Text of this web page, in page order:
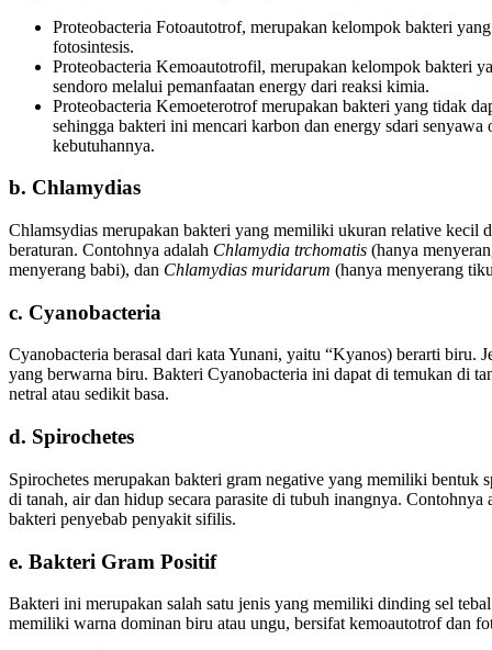
Proteobacteria Fotoautotrof, merupakan kelompok bakteri
fotosintesis.
Proteobacteria Kemoautotrofil, merupakan kelompok bakteri
sendoro melalui pemanfaatan energy dari reaksi kimia.
Proteobacteria Kemoeterotrof merupakan bakteri yang tidak
sehingga bakteri ini mencari karbon dan energy sdari
kebutuhannya.
b. Chlamydias
Chlamsydias merupakan bakteri yang memiliki ukuran relative kecil
beraturan. Contohnya adalah Chlamydia trchomatis (hanya
menyerang babi), dan Chlamydias muridarum (hanya menyerang
c. Cyanobacteria
Cyanobacteria berasal dari kata Yunani, yaitu “Kyanos) berarti biru.
yang berwarna biru. Bakteri Cyanobacteria ini dapat di temukan di
netral atau sedikit basa.
d. Spirochetes
Spirochetes merupakan bakteri gram negative yang memiliki bentuk
di tanah, air dan hidup secara parasite di tubuh inangnya. Contohnya
bakteri penyebab penyakit sifilis.
e. Bakteri Gram Positif
Bakteri ini merupakan salah satu jenis yang memiliki dinding sel
memiliki warna dominan biru atau ungu, bersifat kemoautotrof dan